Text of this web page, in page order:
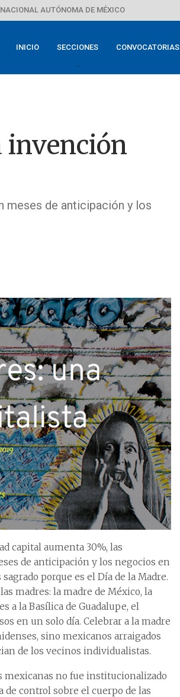
AUTÓNOMA DE MÉXICO
INICIO SECCIONES CONVOCATORIAS
invención
meses de anticipación y los
capital aumenta 30%, las
de anticipación y los negocios en
porque es el Día de la Madre.
madres: la madre de México, la
a la Basílica de Guadalupe, el
en un solo día. Celebrar a la madre
sino mexicanos arraigados
de los vecinos individualistas.
mexicanas no fue institucionalizado
control sobre el cuerpo de las